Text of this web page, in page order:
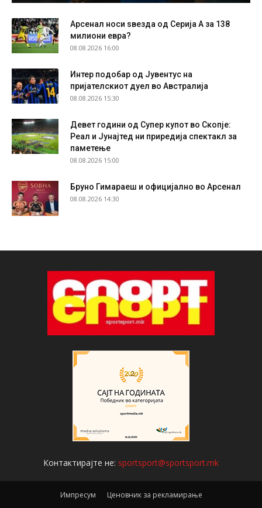
Арсенал носи ѕвезда од Серија А за 138
милиони евра?
08.08.2026 16:00
Интер подобар од Јувентус на
пријателскиот дуел во Австралија
08.08.2026 15:30
Девет години од Супер купот во Скопје:
Реал и Јунајтед ни приредија спектакл за
паметење
08.08.2026 15:00
Бруно Гимараеш и официјално во Арсенал
08.08.2026 14:30
Контактирајте не: sportsport@sportsport.mk
Импресум Ценовник за рекламирање